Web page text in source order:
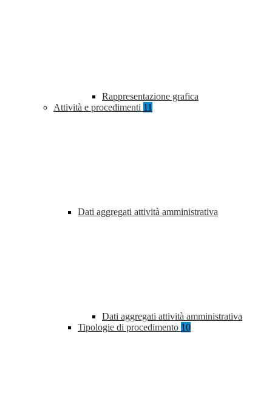
Rappresentazione grafica
Attività e procedimenti 11
Dati aggregati attività amministrativa
Dati aggregati attività amministrativa
Tipologie di procedimento 10